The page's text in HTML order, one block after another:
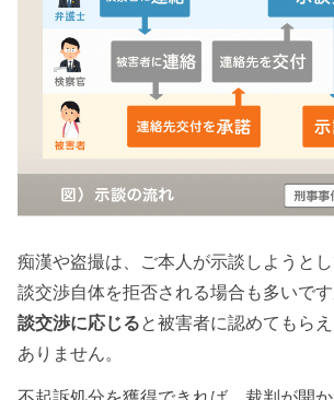
痴漢や盗撮は、ご本人が示談しようと
談交渉自体を拒否される場合も多いです
談交渉に応じると被害者に認めてもら
ありません。